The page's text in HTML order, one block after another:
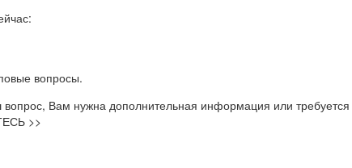
вопросы.
Вам нужна дополнительная информация или требуется
>>